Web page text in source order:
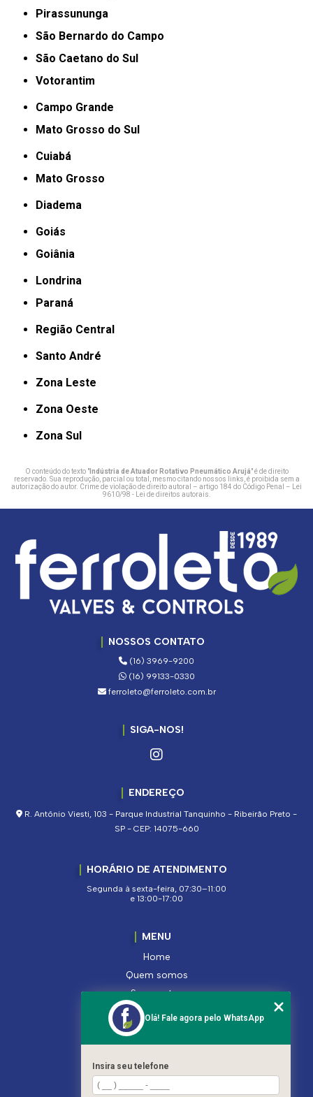
Pirassununga
São Bernardo do Campo
São Caetano do Sul
Votorantim
Campo Grande
Mato Grosso do Sul
Cuiabá
Mato Grosso
Diadema
Goiás
Goiânia
Londrina
Paraná
Região Central
Santo André
Zona Leste
Zona Oeste
Zona Sul
O conteúdo do texto "Indústria de Atuador Rotativo Pneumático Arujá" é de direito
reservado. Sua reprodução, parcial ou total, mesmo citando nossos links, é proibida sem a
autorização do autor. Crime de violação de direito autoral – artigo 184 do Código Penal –
Lei
9610/98 - Lei de direitos autorais
NOSSOS CONTATO
(16) 3969-9200
(16) 99133-0330
ferroleto@ferroleto.com.br
SIGA-NOS!
ENDEREÇO
R. Antônio Viesti, 103 - Parque Industrial Tanquinho - Ribeirão Preto -
SP - CEP: 14075-660
HORÁRIO DE ATENDIMENTO
Segunda à sexta-feira, 07:30–11:00
e 13:00-17:00
MENU
Home
Quem somos
Segmentos
Serviços
Produtos
Contato
Categorias
Mapa do site
Olá! Fale agora pelo WhatsApp
Insira seu telefone